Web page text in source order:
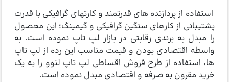
استفاده از پردازنده های قدرتمند و کارتهای گرافیکی با قدرت
پشتیبانی از کارهای سنگین گرافیکی و گیمینگ؛ این محصول
را مبدل به برندی رقابتی در بازار لپ تاپ نموده است. به
واسطه اقتصادی بودن و قیمت مناسب این رده از لپ تاپ
ها، استفاده از طرح فروش اقساطی لپ تاپ لنوو را به یک
خرید مقرون به صرفه و اقتصادی مبدل نموده است.